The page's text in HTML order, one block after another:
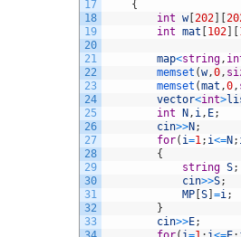
17
18
19
20
21
22
23
24
25
26
27
28
29
30
31
32
33
{
int w[ 202
int mat 102
map<string,
memset (w,0,
memset (mat ,0,
vector<int>
int
N , i, E;
cin>>N ;
for( i=1; i<=N ;
{
string S;
cin>>S;
MP S =i;
}
cin>>E;